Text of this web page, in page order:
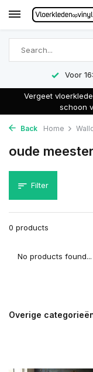
Voor
Vergeet
schoon
Back Home
oude
Filter
0 products
No products found...
Overige